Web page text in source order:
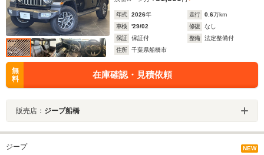
年式 2026年 走行 0.6万km
車検
'29/02 修復
なし
保証
保証付 整備
法定整備付
住所
千葉県船橋市
無
料
在庫確認・見積依頼
販売店： ジープ船橋
ジープ NEW